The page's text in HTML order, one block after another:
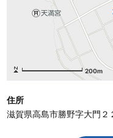
200m
住所
滋賀県高島市勝野字大門２